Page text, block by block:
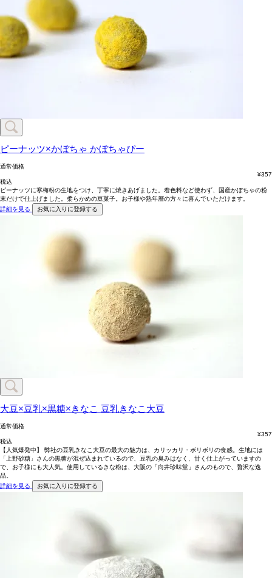
ピーナッツ×かぼちゃ かぼちゃぴー
通常価格
¥357
税込
ピーナッツに寒梅粉の生地をつけ、丁寧に焼きあげました。着色料など使わず、国産かぼちゃの粉
末だけで仕上げました。柔らかめの豆菓子。お子様や熟年層の方々に喜んでいただけます。
詳細を見る
お気に入りに登録する
大豆×豆乳×黒糖×きなこ 豆乳きなこ大豆
通常価格
¥357
税込
【人気爆発中】 弊社の豆乳きなこ大豆の最大の魅力は、カリッカリ・ボリボリの食感。生地には
「上野砂糖」さんの黒糖が混ぜ込まれているので、豆乳の臭みはなく、甘く仕上がっていますの
で、お子様にも大人気。使用しているきな粉は、大阪の「向井珍味堂」さんのもので、贅沢な逸
品。
詳細を見る
お気に入りに登録する